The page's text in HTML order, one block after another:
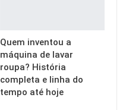
Quem inventou a
máquina de lavar
roupa? História
completa e linha do
tempo até hoje